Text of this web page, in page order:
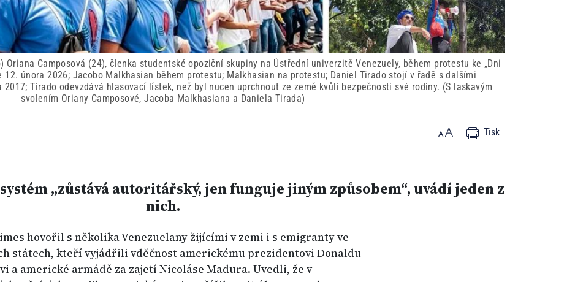
Oriana Camposová (24), členka studentské opoziční skupiny na Ústřední univerzitě Venezuely, během protestu ke „Dni
12. února 2026; Jacobo Malkhasian během protestu; Malkhasian na protestu; Daniel Tirado stojí v řadě s dalšími
Tirado odevzdává hlasovací lístek, než byl nucen uprchnout ze země kvůli bezpečnosti své rodiny. (S laskavým
svolením Oriany Camposové, Jacoba Malkhasiana a Daniela Tirada)
Tisk
„zůstává autoritářský, jen funguje jiným způsobem“, uvádí jeden z
nich.
hovořil s několika Venezuelany žijícími v zemi i s emigranty ve
státech, kteří vyjádřili vděčnost americkému prezidentovi Donaldu
a americké armádě za zajetí Nicoláse Madura. Uvedli, že v